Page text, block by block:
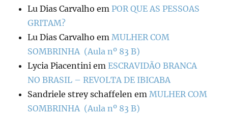
Lu Dias Carvalho emPOR QUE AS PESSOAS
GRITAM?
Lu Dias Carvalho emMULHER COM
SOMBRINHA (Aula nº 83 B)
Lycia Piacentini emESCRAVIDÃO BRANCA
NO BRASIL – REVOLTA DE IBICABA
Sandriele strey schaffelen emMULHER COM
SOMBRINHA (Aula nº 83 B)